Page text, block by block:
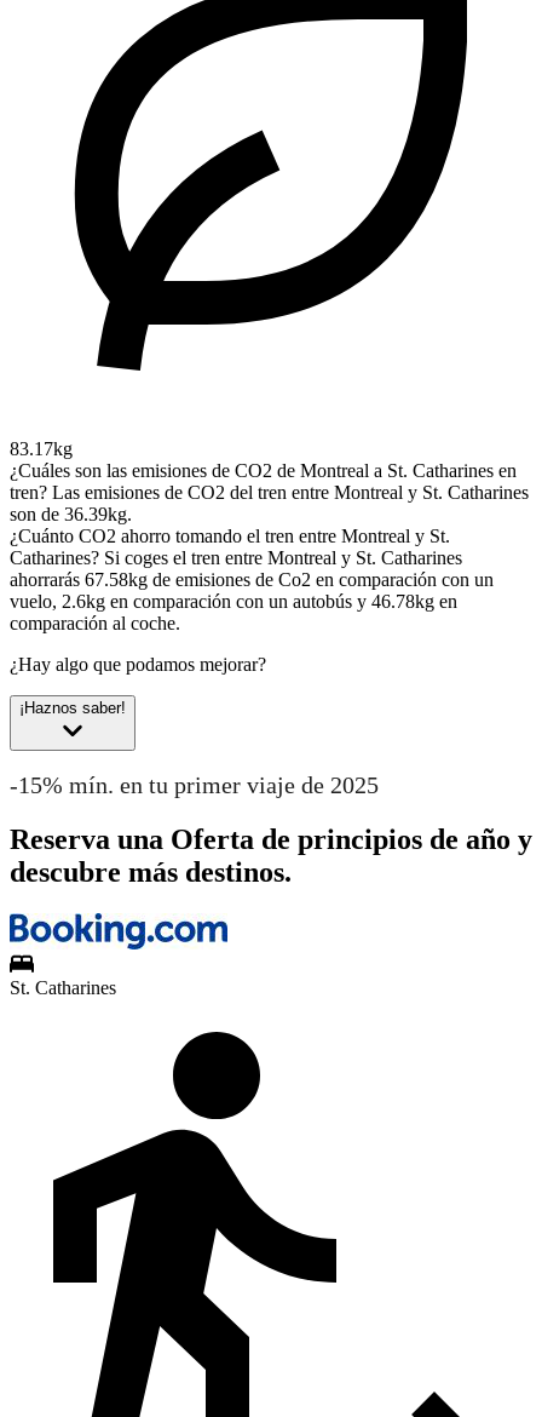
83.17kg
¿Cuáles son las emisiones de CO2 de Montreal a St. Catharines en
tren? Las emisiones de CO2 del tren entre Montreal y St. Catharines
son de 36.39kg.
¿Cuánto CO2 ahorro tomando el tren entre Montreal y St.
Catharines? Si coges el tren entre Montreal y St. Catharines
ahorrarás 67.58kg de emisiones de Co2 en comparación con un
vuelo, 2.6kg en comparación con un autobús y 46.78kg en
comparación al coche.
¿Hay algo que podamos mejorar?
¡Haznos saber!
-15% mín. en tu primer viaje de 2025
Reserva una Oferta de principios de año y
descubre más destinos.
St. Catharines